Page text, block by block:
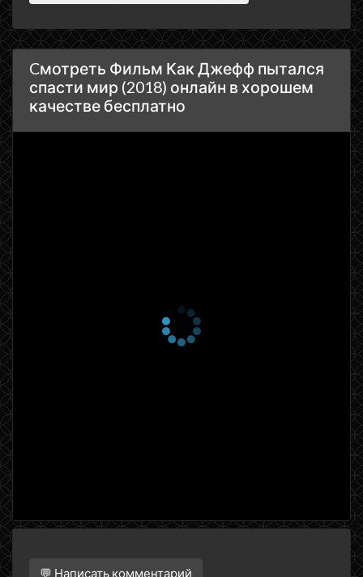
Cмотреть Фильм Как Джефф пытался
спасти мир (2018) онлайн в хорошем
качестве бесплатно
💬 Написать комментарий